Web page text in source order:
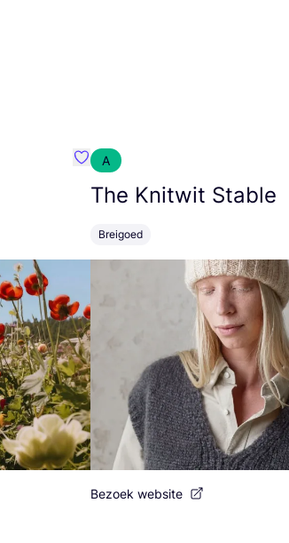
Favoriete {naam}
A
The Knitwit Stable
Breigoed
Bezoek website